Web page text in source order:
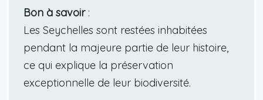
Bon à savoir:
Les Seychelles sont restées inhabitées
pendant la majeure partie de leur histoire,
ce qui explique la préservation
exceptionnelle de leur biodiversité.